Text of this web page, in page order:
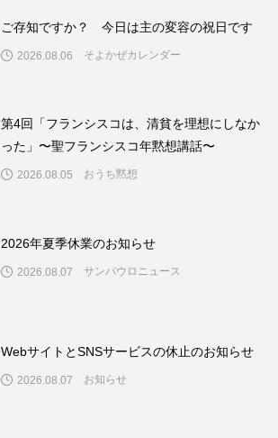
ご存知ですか？ 今日は主の変容の祝日です
2026.08.06 そよかぜカレンダー
第4回「フランシスコは、清貧を理想にしなか
った」〜聖フランシスコ年黙想講話〜
2026.08.05 おうち黙想
2026年夏季休業のお知らせ
2026.08.07 サンパウロニュース
WebサイトとSNSサービスの休止のお知らせ
2026.08.07 お知らせ